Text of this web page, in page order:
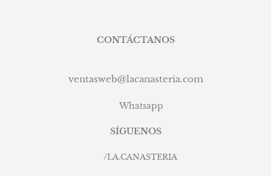
CONTÁCTANOS
ventasweb@lacanasteria.com
Whatsapp
SÍGUENOS
/LA.CANASTERIA